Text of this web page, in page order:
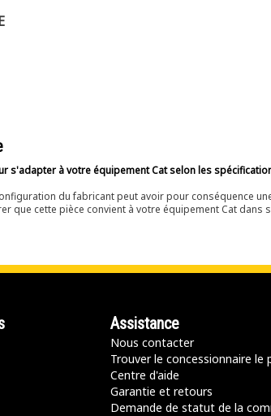
s'adapter à votre équipement Cat selon les
du fabricant peut avoir pour conséquence
que cette pièce convient à votre équipement Cat
Assistance
Nous contacter
Trouver le concessionnaire le
Centre d'aide
Garantie et retours
Demande de statut de la